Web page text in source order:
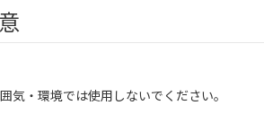
気・環境では使用しないでください。